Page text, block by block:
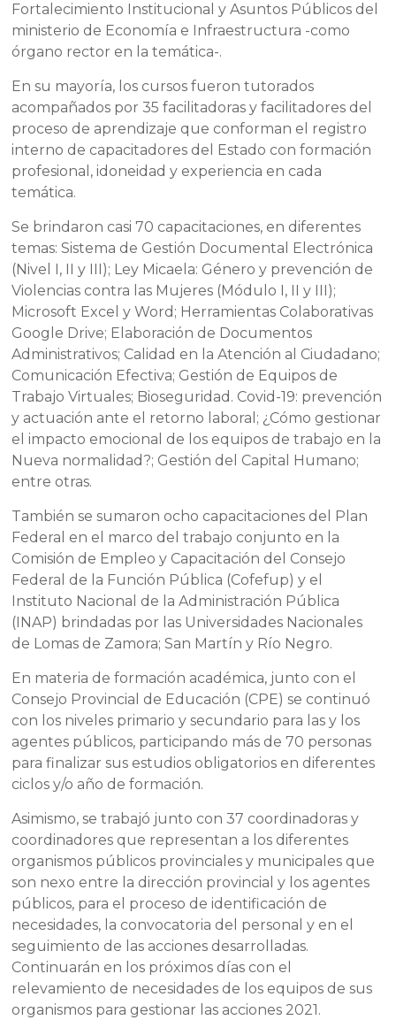
Fortalecimiento Institucional y Asuntos Públicos del
ministerio de Economía e Infraestructura -como
órgano rector en la temática-.
En su mayoría, los cursos fueron tutorados
acompañados por 35 facilitadoras y facilitadores del
proceso de aprendizaje que conforman el registro
interno de capacitadores del Estado con formación
profesional, idoneidad y experiencia en cada
temática.
Se brindaron casi 70 capacitaciones, en diferentes
temas: Sistema de Gestión Documental Electrónica
(Nivel I, II y III); Ley Micaela: Género y prevención de
Violencias contra las Mujeres (Módulo I, II y III);
Microsoft Excel y Word; Herramientas Colaborativas
Google Drive; Elaboración de Documentos
Administrativos; Calidad en la Atención al Ciudadano;
Comunicación Efectiva; Gestión de Equipos de
Trabajo Virtuales; Bioseguridad. Covid-19: prevención
y actuación ante el retorno laboral; ¿Cómo gestionar
el impacto emocional de los equipos de trabajo en la
Nueva normalidad?; Gestión del Capital Humano;
entre otras.
También se sumaron ocho capacitaciones del Plan
Federal en el marco del trabajo conjunto en la
Comisión de Empleo y Capacitación del Consejo
Federal de la Función Pública (Cofefup) y el
Instituto Nacional de la Administración Pública
(INAP) brindadas por las Universidades Nacionales
de Lomas de Zamora; San Martín y Río Negro.
En materia de formación académica, junto con el
Consejo Provincial de Educación (CPE) se continuó
con los niveles primario y secundario para las y los
agentes públicos, participando más de 70 personas
para finalizar sus estudios obligatorios en diferentes
ciclos y/o año de formación.
Asimismo, se trabajó junto con 37 coordinadoras y
coordinadores que representan a los diferentes
organismos públicos provinciales y municipales que
son nexo entre la dirección provincial y los agentes
públicos, para el proceso de identificación de
necesidades, la convocatoria del personal y en el
seguimiento de las acciones desarrolladas.
Continuarán en los próximos días con el
relevamiento de necesidades de los equipos de sus
organismos para gestionar las acciones 2021.